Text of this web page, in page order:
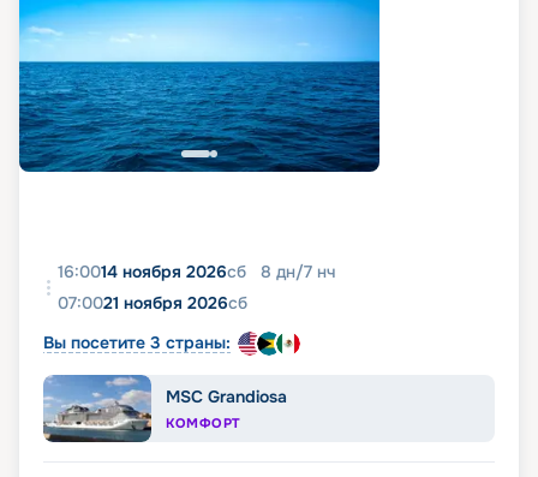
16:0014 ноября 2026сб 8 дн/7 нч
07:0021 ноября 2026сб
Вы посетите 3 страны:
MSC Grandiosa
КОМФОРТ